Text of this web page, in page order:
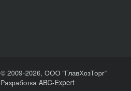
© 2009-2026, ООО "ГлавХозТорг"
Разработка ABC-Expert